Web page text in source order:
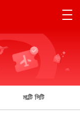
মাল্টি সিটি